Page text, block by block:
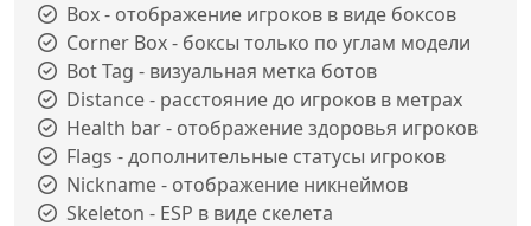
Box - отображение игроков в виде боксов
Corner Box - боксы только по углам модели
Bot Tag - визуальная метка ботов
Distance - расстояние до игроков в метрах
Health bar - отображение здоровья игроков
Flags - дополнительные статусы игроков
Nickname - отображение никнеймов
Skeleton - ESP в виде скелета